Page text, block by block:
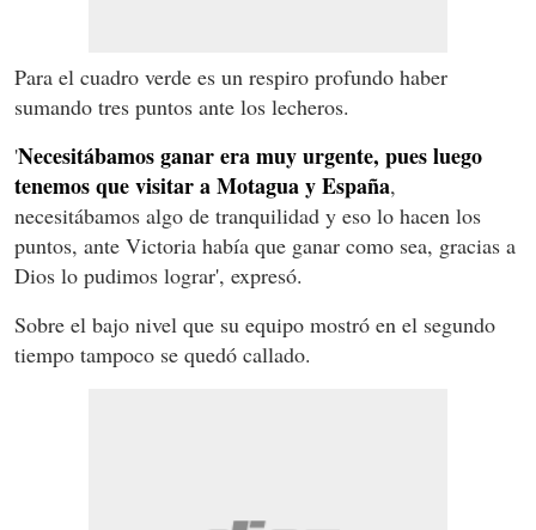
Para el cuadro verde es un respiro profundo haber
sumando tres puntos ante los lecheros.
'Necesitábamos ganar era muy urgente, pues luego
tenemos que visitar a Motagua y España,
necesitábamos algo de tranquilidad y eso lo hacen los
puntos, ante Victoria había que ganar como sea, gracias a
Dios lo pudimos lograr', expresó.
Sobre el bajo nivel que su equipo mostró en el segundo
tiempo tampoco se quedó callado.